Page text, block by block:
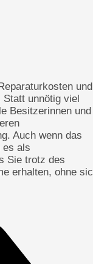
und
unnötig viel
Besitzerinnen und
Auch wenn das
es als
Sie trotz des
erhalten, ohne